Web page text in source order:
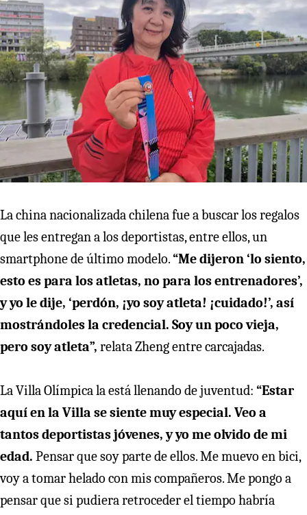
La china nacionalizada chilena fue a buscar los regalos
que les entregan a los deportistas, entre ellos, un
smartphone de último modelo.“Me dijeron ‘lo siento,
esto es para los atletas, no para los entrenadores’,
y yo le dije, ‘perdón, ¡yo soy atleta! ¡cuidado!’, así
mostrándoles la credencial. Soy un poco vieja,
pero soy atleta”, relata Zheng entre carcajadas.
La Villa Olímpica la está llenando de juventud: “Estar
aquí en la Villa se siente muy especial. Veo a
tantos deportistas jóvenes, y yo me olvido de mi
edad. Pensar que soy parte de ellos. Me muevo en bici,
voy a tomar helado con mis compañeros. Me pongo a
pensar que si pudiera retroceder el tiempo habría